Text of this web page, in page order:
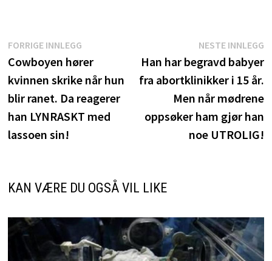
Innleggsnavigasjon
FORRIGE INNLEGGForrige
innlegg:
Cowboyen hører
kvinnen skrike når hun
blir ranet. Da reagerer
han LYNRASKT med
lassoen sin!
NESTE INNLEGG
Han har begravd babyer
fra abortklinikker i 15 år.
Men når mødrene
oppsøker ham gjør han
noe UTROLIG!
KAN VÆRE DU OGSÅ VIL LIKE